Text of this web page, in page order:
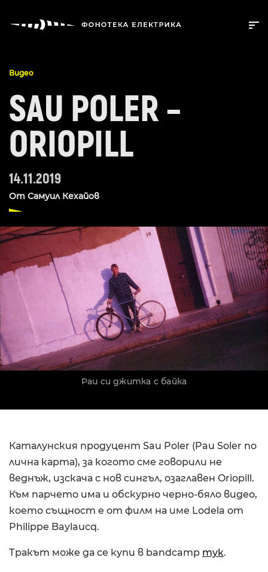
Видео
SAU POLER –
ORIOPILL
14.11.2019
От Самуил Кехайов
Pau си джитка с байка
Каталунския продуцент Sau Poler (Pau Soler по
лична карта), за когото сме говорили не
веднъж, изскача с нов сингъл, озаглавен Oriopill.
Към парчето има и обскурно черно-бяло видео,
което същност е от филм на име Lodela от
Philippe Baylaucq.
Тракът може да се купи в bandcamp тук.